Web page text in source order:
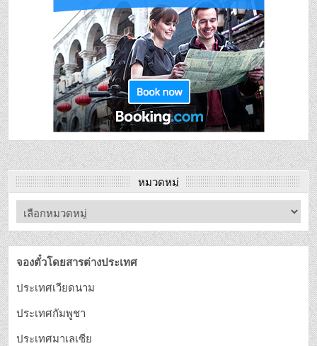
หมวดหมู่
จองตั๋วโดยสารต่างประเทศ
ประเทศเวียดนาม
ประเทศกัมพูชา
ประเทศมาเลเซีย